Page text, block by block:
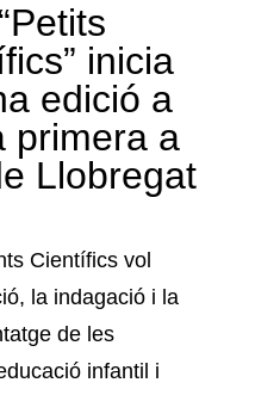
inicia
edició a
primera a
Llobregat
Científics vol
la indagació i la
de les
infantil i